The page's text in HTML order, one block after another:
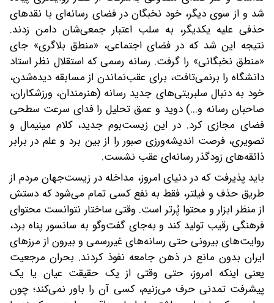
شد‌ و از سوی دیگر، خود نخبگان در فضای رسانه‌ای با نقدهای
حذفی علیه یکدیگر، به سلب اعتبار جمعی‌شان دامن زدند.
نتیجه این شد که در فضای اجتماعی، «منطق بلاگری» جای
«منطق نخبگانی» را گرفت. رسانه رسمی که استقلال نظر استاد
دانشگاه را برنمی‌تافت، برای عقب‌نماندن از مسابقه‌ دیده‌شدن،
خود به دنبال سلبریتی‌های جدید رسانه (هنرمندان، ورزشکاران،
صاحبان رسانه و...) دوید و عمق تحلیل را فدای سرعت سطحی
فضای مجازی کرد. در این زیست‌بوم جدید، کلام مینیمال و
تصویری، فرصت اندیشه‌ورزی صبور را از بین برد و علم در برابر
ذائقه‌های زودگذر رسانه‌ای عقب نشست.
باید پذیرفت که در دنیای امروز، مداخله در زیست‌جهان مردم از
طریق حذف و فیلتر، فقط به نفع کسی تمام می‌شود که دستش
از منظر ابزار و محتوا پُرتر است. وقتی ساختار نتوانست محتوای
فرهنگی رقیب تولید کند و به‌جای گفت‌وگو به سانسور پناه برد،
روایت‌های بیرونی حتی رسانه‌های غیررسمی و بیرون از مرزهای
ایران بدون مانع در ذهن جامعه نفوذ کردند. بحران مرجعیت
یعنی اینکه امروز، حتی وقتی از یک حقیقت عیان یا یک
پیشرفت تمدنی حرف می‌زنیم، کسی آن را باور نمی‌کند؛ چون